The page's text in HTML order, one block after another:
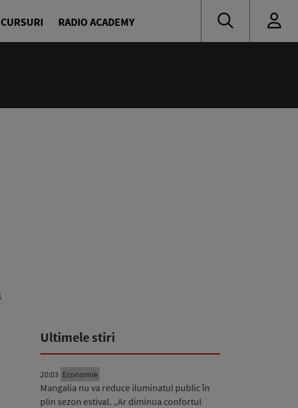
RADIO ACADEMY
Ultimele stiri
20:03 Economie
Mangalia nu va reduce iluminatul public în
plin sezon estival. „Ar diminua confortul